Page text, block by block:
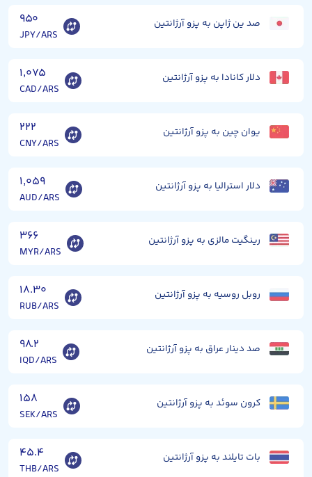
صد ین ژاپن به پزو آرژانتین ۹۵۰
JPY/ARS
دلار کانادا به پزو آرژانتین ۱,۰۷۵
CAD/ARS
یوان چین به پزو آرژانتین ۲۲۲
CNY/ARS
دلار استرالیا به پزو آرژانتین ۱,۰۵۹
AUD/ARS
رینگیت مالزی به پزو آرژانتین ۳۶۶
MYR/ARS
روبل روسیه به پزو آرژانتین ۱۸.۳۰
RUB/ARS
صد دینار عراق به پزو آرژانتین ۹۸.۲
IQD/ARS
کرون سوئد به پزو آرژانتین ۱۵۸
SEK/ARS
بات تایلند به پزو آرژانتین ۴۵.۴
THB/ARS